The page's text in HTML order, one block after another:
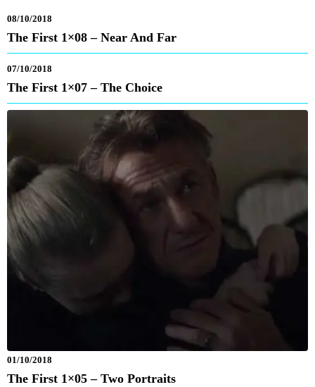
08/10/2018
The First 1×08 – Near And Far
07/10/2018
The First 1×07 – The Choice
01/10/2018
The First 1×05 – Two Portraits